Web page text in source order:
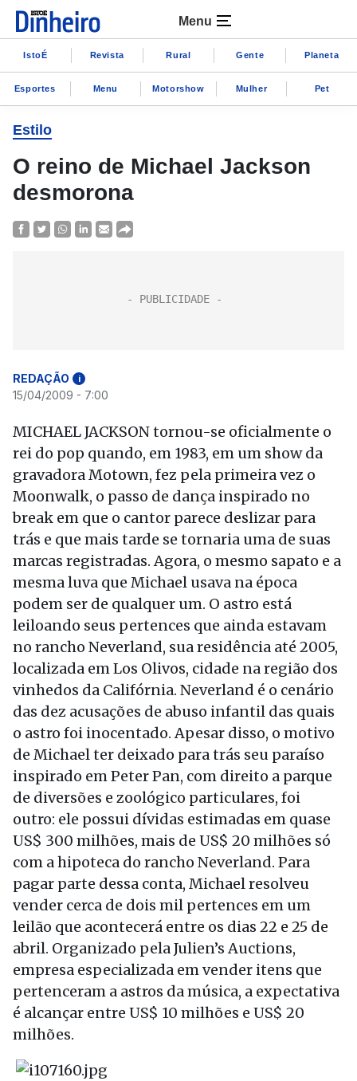
Menu
IstoÉ Revista Rural Gente Planeta
Esportes Menu Motorshow Mulher Pet
Estilo
O reino de Michael Jackson
desmorona
REDAÇÃO i
15/04/2009 - 7:00
MICHAEL JACKSON tornou-se oficialmente o
rei do pop quando, em 1983, em um show da
gravadora Motown, fez pela primeira vez o
Moonwalk, o passo de dança inspirado no
break em que o cantor parece deslizar para
trás e que mais tarde se tornaria uma de suas
marcas registradas. Agora, o mesmo sapato e a
mesma luva que Michael usava na época
podem ser de qualquer um. O astro está
leiloando seus pertences que ainda estavam
no rancho Neverland, sua residência até 2005,
localizada em Los Olivos, cidade na região dos
vinhedos da Califórnia. Neverland é o cenário
das dez acusações de abuso infantil das quais
o astro foi inocentado. Apesar disso, o motivo
de Michael ter deixado para trás seu paraíso
inspirado em Peter Pan, com direito a parque
de diversões e zoológico particulares, foi
outro: ele possui dívidas estimadas em quase
US$ 300 milhões, mais de US$ 20 milhões só
com a hipoteca do rancho Neverland. Para
pagar parte dessa conta, Michael resolveu
vender cerca de dois mil pertences em um
leilão que acontecerá entre os dias 22 e 25 de
abril. Organizado pela Julien’s Auctions,
empresa especializada em vender itens que
pertenceram a astros da música, a expectativa
é alcançar entre US$ 10 milhões e US$ 20
milhões.